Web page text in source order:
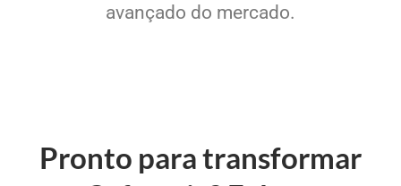
avançado do mercado.
Pronto para transformar